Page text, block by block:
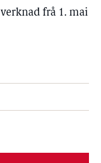
frå 1. mai